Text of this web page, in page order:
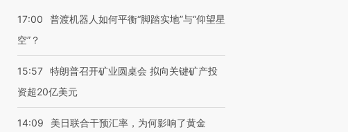
17:00
普渡机器人如何平衡“脚踏实地”与“仰望星
空”？
15:57 特朗普召开矿业圆桌会 拟向关键矿产投
资超20亿美元
14:09 美日联合干预汇率，为何影响了黄金